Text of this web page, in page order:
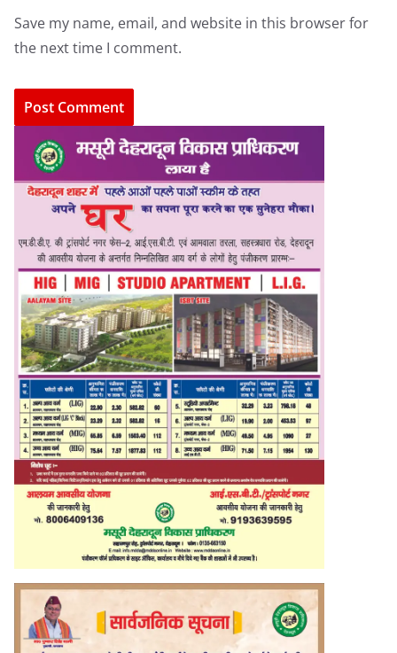
Save my name, email, and website in this browser for
the next time I comment.